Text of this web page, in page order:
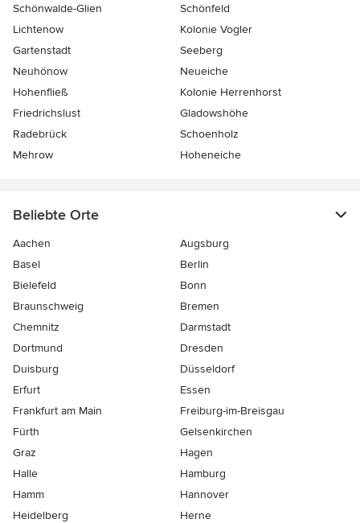
Schönwalde-Glien
Schönfeld
Lichtenow
Kolonie Vogler
Gartenstadt
Seeberg
Neuhönow
Neueiche
Hohenfließ
Kolonie Herrenhorst
Friedrichslust
Gladowshöhe
Radebrück
Schoenholz
Mehrow
Hoheneiche
Beliebte Orte
Aachen
Augsburg
Basel
Berlin
Bielefeld
Bonn
Braunschweig
Bremen
Chemnitz
Darmstadt
Dortmund
Dresden
Duisburg
Düsseldorf
Erfurt
Essen
Frankfurt am Main
Freiburg-im-Breisgau
Fürth
Gelsenkirchen
Graz
Hagen
Halle
Hamburg
Hamm
Hannover
Heidelberg
Herne